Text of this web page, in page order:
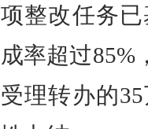
项整改任务
成率超过85%
受理转办的